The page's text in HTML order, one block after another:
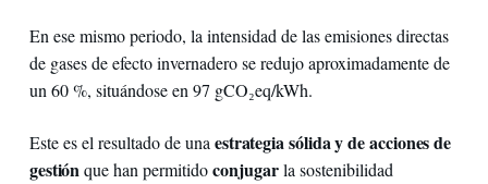
En ese mismo periodo, la intensidad de las emisiones directas
de gases de efecto invernadero se redujo aproximadamente de
un 60 %, situándose en 97 gCO₂eq/kWh.
Este es el resultado de unaestrategia sólida y de acciones de
gestiónque han permitidoconjugarla sostenibilidad